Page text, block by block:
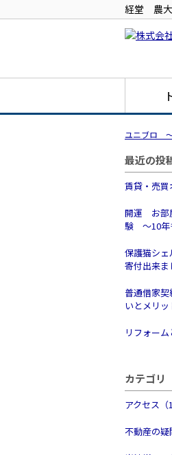
経堂 農大
ユニブロ
最近の投
賃貸・売
開運 お部
験 ～10年
保護猫シ
寄付出来ま
普通借家
いとメリ
リフォー
カテゴリ
アクセス（1
不動産の疑